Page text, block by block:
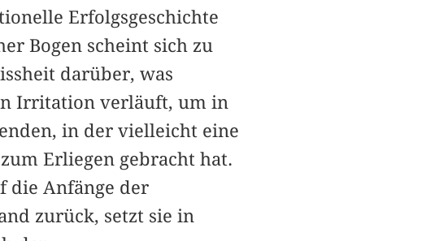
Erfolgsgeschichte
Bogen scheint sich zu
darüber, was
Irritation verläuft, um in
in der vielleicht eine
Erliegen gebracht hat.
die Anfänge der
zurück, setzt sie in